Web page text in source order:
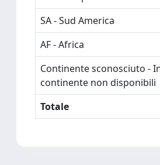
SA - Sud America
AF - Africa
Continente sconosciuto -
continente non disponibili
Totale